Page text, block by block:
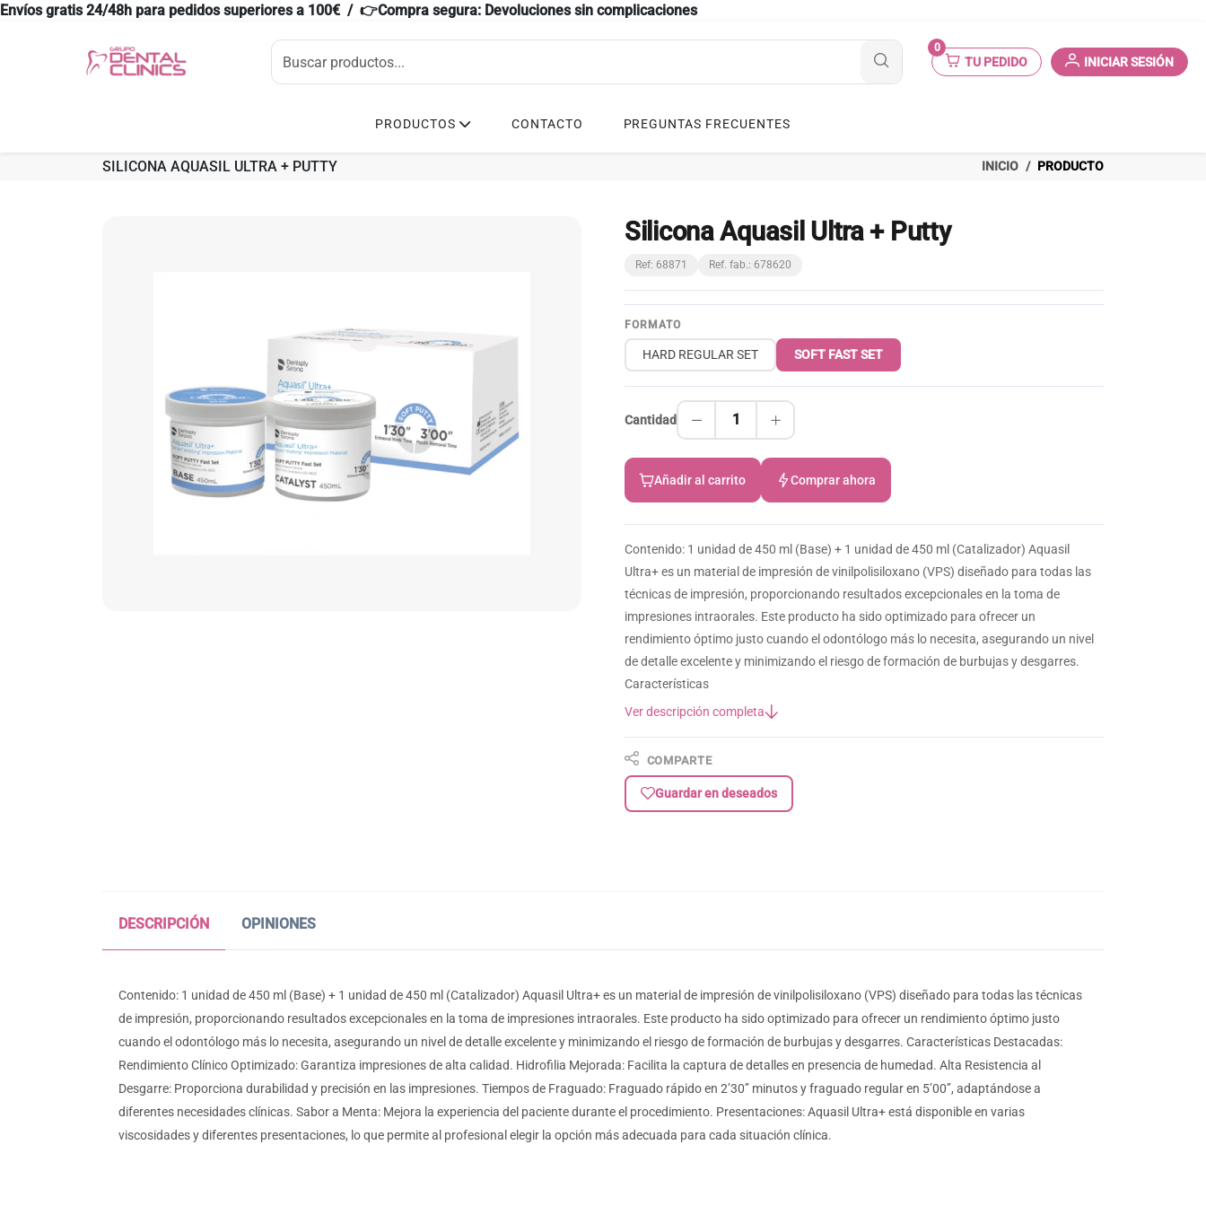
Envíos gratis 24/48h para pedidos superiores a 100€ / 👉Compra segura: Devoluciones sin complicaciones
0
TU PEDIDO INICIAR SESIÓN
PRODUCTOS CONTACTO PREGUNTAS FRECUENTES
SILICONA AQUASIL ULTRA + PUTTY INICIO PRODUCTO
Silicona Aquasil Ultra + Putty
Ref: 68871 Ref. fab.: 678620
FORMATO
HARD REGULAR SET SOFT FAST SET
Cantidad 1
Añadir al carrito Comprar ahora
Contenido: 1 unidad de 450 ml (Base) + 1 unidad de 450 ml (Catalizador) Aquasil
Ultra+ es un material de impresión de vinilpolisiloxano (VPS) diseñado para todas las
técnicas de impresión, proporcionando resultados excepcionales en la toma de
impresiones intraorales. Este producto ha sido optimizado para ofrecer un
rendimiento óptimo justo cuando el odontólogo más lo necesita, asegurando un nivel
de detalle excelente y minimizando el riesgo de formación de burbujas y desgarres.
Características
Ver descripción completa
COMPARTE
Guardar en deseados
DESCRIPCIÓN OPINIONES
Contenido: 1 unidad de 450 ml (Base) + 1 unidad de 450 ml (Catalizador) Aquasil Ultra+ es un material de impresión de vinilpolisiloxano (VPS) diseñado para todas las técnicas
de impresión, proporcionando resultados excepcionales en la toma de impresiones intraorales. Este producto ha sido optimizado para ofrecer un rendimiento óptimo justo
cuando el odontólogo más lo necesita, asegurando un nivel de detalle excelente y minimizando el riesgo de formación de burbujas y desgarres. Características Destacadas:
Rendimiento Clínico Optimizado: Garantiza impresiones de alta calidad. Hidrofilia Mejorada: Facilita la captura de detalles en presencia de humedad. Alta Resistencia al
Desgarre: Proporciona durabilidad y precisión en las impresiones. Tiempos de Fraguado: Fraguado rápido en 2’30’’ minutos y fraguado regular en 5’00’’, adaptándose a
diferentes necesidades clínicas. Sabor a Menta: Mejora la experiencia del paciente durante el procedimiento. Presentaciones: Aquasil Ultra+ está disponible en varias
viscosidades y diferentes presentaciones, lo que permite al profesional elegir la opción más adecuada para cada situación clínica.